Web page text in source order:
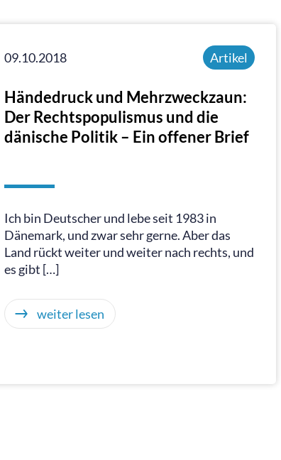
09.10.2018 Artikel
Händedruck und Mehrzweckzaun:
Der Rechtspopulismus und die
dänische Politik – Ein offener Brief
Ich bin Deutscher und lebe seit 1983 in
Dänemark, und zwar sehr gerne. Aber das
Land rückt weiter und weiter nach rechts, und
es gibt […]
weiter lesen